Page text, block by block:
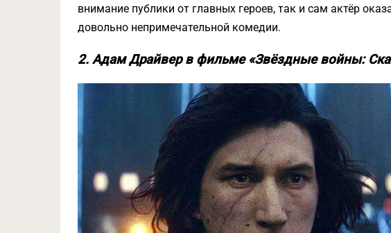
внимание публики от главных героев, так и сам актёр
довольно непримечательной комедии.
2. Адам Драйвер в фильме «Звёздные войны: